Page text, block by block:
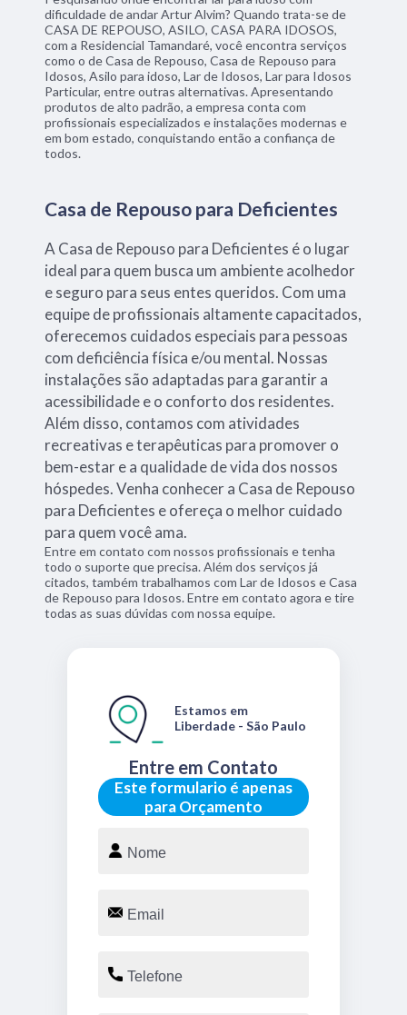
dificuldade de andar Artur Alvim? Quando trata-se de
CASA DE REPOUSO, ASILO, CASA PARA IDOSOS,
com a Residencial Tamandaré, você encontra serviços
como o de Casa de Repouso, Casa de Repouso para
Idosos, Asilo para idoso, Lar de Idosos, Lar para Idosos
Particular, entre outras alternativas. Apresentando
produtos de alto padrão, a empresa conta com
profissionais especializados e instalações modernas e
em bom estado, conquistando então a confiança de
todos.
Casa de Repouso para Deficientes
A Casa de Repouso para Deficientes é o lugar
ideal para quem busca um ambiente acolhedor
e seguro para seus entes queridos. Com uma
equipe de profissionais altamente capacitados,
oferecemos cuidados especiais para pessoas
com deficiência física e/ou mental. Nossas
instalações são adaptadas para garantir a
acessibilidade e o conforto dos residentes.
Além disso, contamos com atividades
recreativas e terapêuticas para promover o
bem-estar e a qualidade de vida dos nossos
hóspedes. Venha conhecer a Casa de Repouso
para Deficientes e ofereça o melhor cuidado
para quem você ama.
Entre em contato com nossos profissionais e tenha
todo o suporte que precisa. Além dos serviços já
citados, também trabalhamos com Lar de Idosos e Casa
de Repouso para Idosos. Entre em contato agora e tire
todas as suas dúvidas com nossa equipe.
Este formulario é apenas
para Orçamento
Entre em Contato
Estamos em
Liberdade - São Paulo